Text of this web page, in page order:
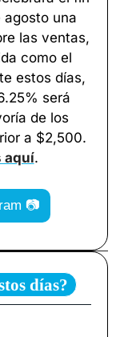
agosto una
las ventas,
como el
estos días,
será
de los
aquí.
📷
días?